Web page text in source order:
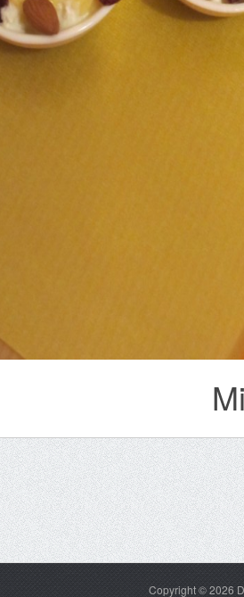
Copyright © 2026